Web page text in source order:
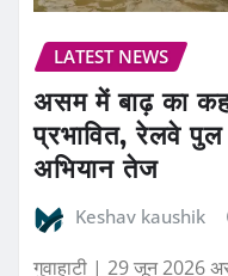
LATEST NEWS
असम में बाढ़ का
प्रभावित, रेलवे पुल
अभियान तेज
Keshav kaushik
गुवाहाटी | 29 जून 2026